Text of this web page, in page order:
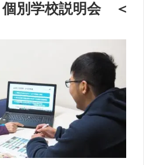
個別学校説明会 ＜